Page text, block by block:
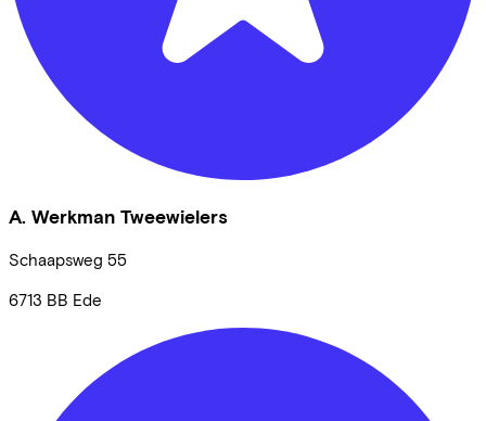
A. Werkman Tweewielers
Schaapsweg 55
6713 BB Ede